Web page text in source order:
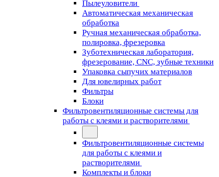
Пылеуловители
Автоматическая механическая
обработка
Ручная механическая обработка,
полировка, фрезеровка
Зуботехническая лаборатория,
фрезерование, CNC, зубные техники
Упаковка сыпучих материалов
Для ювелирных работ
Фильтры
Блоки
Фильтровентиляционные системы для
работы с клеями и растворителями
Фильтровентиляционные системы
для работы с клеями и
растворителями
Комплекты и блоки